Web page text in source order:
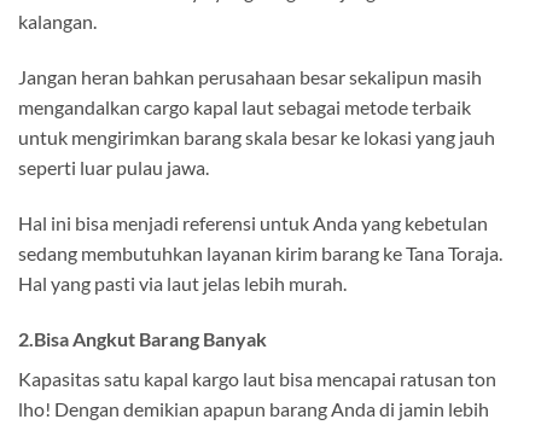
kalangan.
Jangan heran bahkan perusahaan besar sekalipun masih
mengandalkan cargo kapal laut sebagai metode terbaik
untuk mengirimkan barang skala besar ke lokasi yang jauh
seperti luar pulau jawa.
Hal ini bisa menjadi referensi untuk Anda yang kebetulan
sedang membutuhkan layanan kirim barang ke Tana Toraja.
Hal yang pasti via laut jelas lebih murah.
2.Bisa Angkut Barang Banyak
Kapasitas satu kapal kargo laut bisa mencapai ratusan ton
lho! Dengan demikian apapun barang Anda di jamin lebih